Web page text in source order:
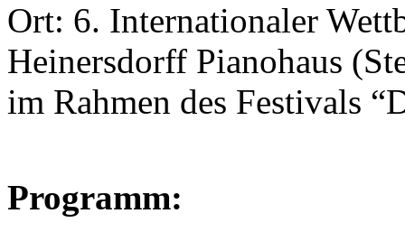
Ort: 6. Internationaler
Heinersdorff Pianohaus
im Rahmen des Festivals
Programm: